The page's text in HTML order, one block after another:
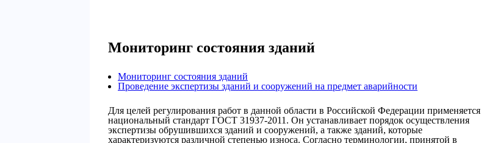
Мониторинг состояния зданий
Мониторинг состояния зданий
Проведение экспертизы зданий и сооружений на предмет аварийности
Для целей регулирования работ в данной области в Российской Федерации применяется
национальный стандарт ГОСТ 31937-2011. Он устанавливает порядок осуществления
экспертизы обрушившихся зданий и сооружений, а также зданий, которые
характеризуются различной степенью износа. Согласно терминологии, принятой в